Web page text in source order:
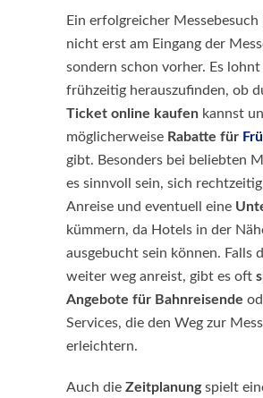
Ein erfolgreicher
nicht erst am Eingang der
sondern schon vorher. Es lohnt
frühzeitig herauszufinden, ob
Ticket online kaufen kannst
möglicherweise Rabatte für
gibt. Besonders bei beliebten
es sinnvoll sein, sich
Anreise und eventuell eine
kümmern, da Hotels in der
ausgebucht sein können. Falls
weiter weg anreist, gibt es oft
Angebote für Bahnreisende
Services, die den Weg zur
erleichtern.
Auch die Zeitplanungspielt